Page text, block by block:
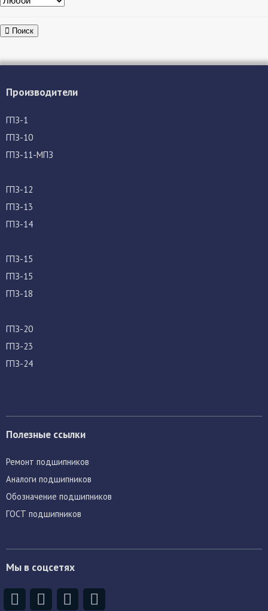
Поиск
Производители
ГПЗ-1
ГПЗ-10
ГПЗ-11-МПЗ
ГПЗ-12
ГПЗ-13
ГПЗ-14
ГПЗ-15
ГПЗ-15
ГПЗ-18
ГПЗ-20
ГПЗ-23
ГПЗ-24
Полезные ссылки
Ремонт подшипников
Аналоги подшипников
Обозначение подшипников
ГОСТ подшипников
Мы в соцсетях